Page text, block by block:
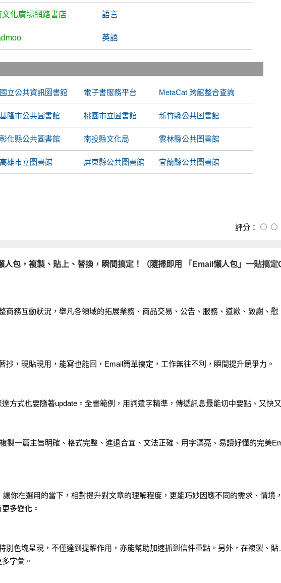
文化廣場網路書店 語言
英語
國立公共資訊圖書館 電子書服務平台 MetaCat 跨館整合查詢
基隆市公共圖書館 桃園市立圖書館 新竹縣公共圖書館
彰化縣公共圖書館 南投縣文化局 雲林縣公共圖書館
高雄市立圖書館 屏東縣公共圖書館 宜蘭縣公共圖書館
評分：
人包，複製、貼上、替換，瞬間搞定！（隨掃即用 「Email懶人包」一貼搞定
商務互動狀況，舉凡各領域的拓展業務、商品交易、公告、服務、道歉、致謝、慰
抄，現貼現用，能寫也能回，Email簡單搞定，工作無往不利，瞬間提升競爭力。
方式也要隨著update。全書範例，用詞遣字精準，傳遞訊息最能切中要點、又快又
製一篇主旨明確、格式完整、進退合宜、文法正確、用字漂亮、易讀好懂的完美
你在選用的當下，相對提升對文章的理解程度，更能巧妙因應不同的需求、情境
多變化。
別色塊呈現，不僅達到提醒作用，亦能幫助加速抓到信件重點。另外，在複製、貼
字彙。